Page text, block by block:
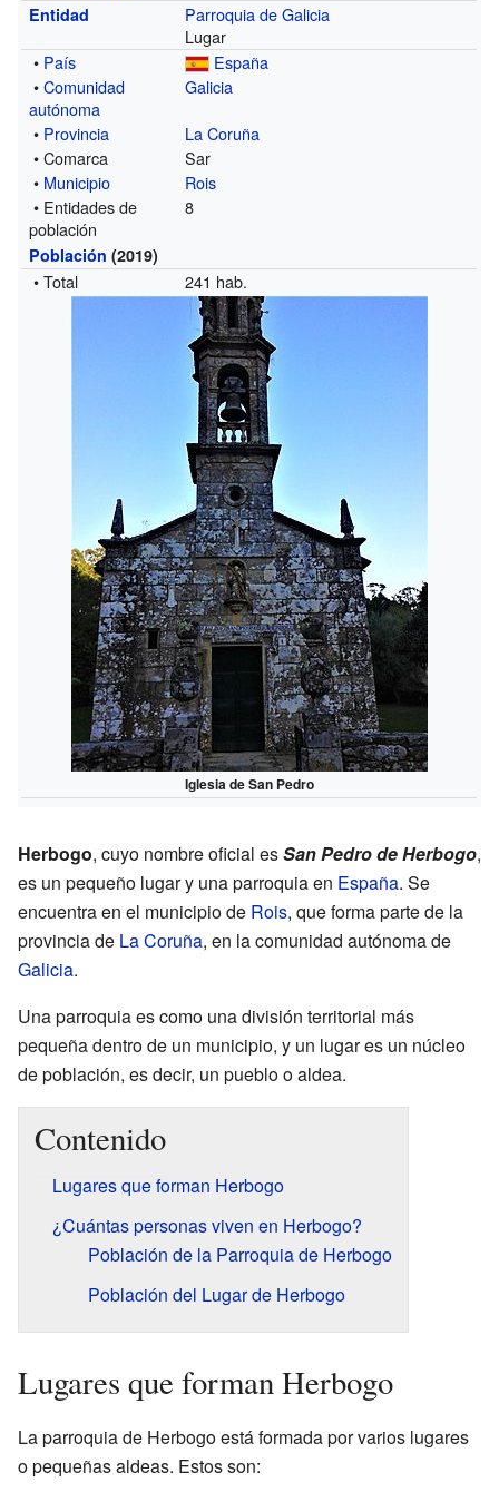
Entidad
Parroquia de Galicia
Lugar
• País
España
•Comunidad
autónoma
Galicia
• Provincia
La Coruña
• Comarca
Sar
• Municipio
Rois
• Entidades de
población
8
Población (2019)
• Total 241 hab.
Iglesia de San Pedro
Herbogo, cuyo nombre oficial esSan Pedro de Herbogo,
es un pequeño lugar y una parroquia en España. Se
encuentra en el municipio de Rois, que forma parte de la
provincia de La Coruña, en la comunidad autónoma de
Galicia.
Una parroquia es como una división territorial más
pequeña dentro de un municipio, y un lugar es un núcleo
de población, es decir, un pueblo o aldea.
Contenido
Lugares que forman Herbogo
¿Cuántas personas viven en Herbogo?
Población de la Parroquia de Herbogo
Población del Lugar de Herbogo
Lugares que forman Herbogo
La parroquia de Herbogo está formada por varios lugares
o pequeñas aldeas. Estos son: